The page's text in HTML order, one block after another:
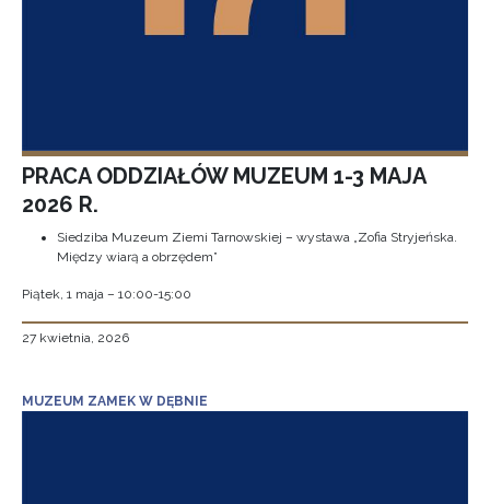
PRACA ODDZIAŁÓW MUZEUM 1-3 MAJA
2026 R.
Siedziba Muzeum Ziemi Tarnowskiej – wystawa „Zofia Stryjeńska.
Między wiarą a obrzędem”
Piątek, 1 maja – 10:00-15:00
27 kwietnia, 2026
MUZEUM ZAMEK W DĘBNIE